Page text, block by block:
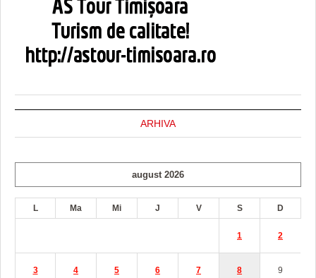
ARHIVA
august 2026
L Ma Mi J V S D
1 2
3 4 5 6 7 8 9